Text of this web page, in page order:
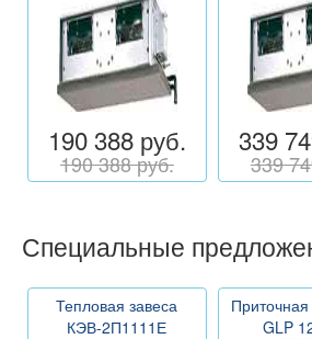
190 388 руб.
190 388 руб.
339
339
Специальные
Тепловая завеса
КЭВ-2П1111Е
Приточная
GLP